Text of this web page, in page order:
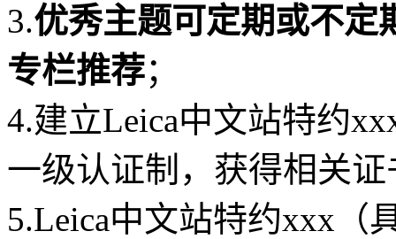
3.优秀主题可定期或不定
专栏推荐；
4.建立Leica中文站特约
一级认证制，获得相关证
5.Leica中文站特约xxx（